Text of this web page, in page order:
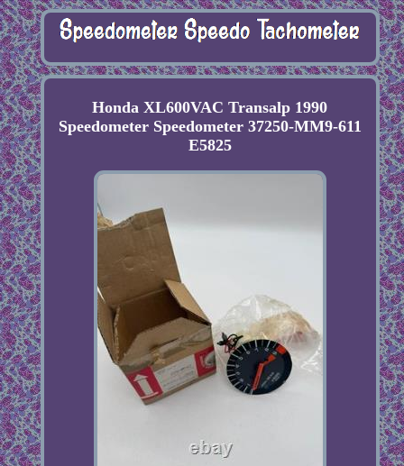
Honda XL600VAC Transalp 1990
Speedometer Speedometer 37250-MM9-611
E5825